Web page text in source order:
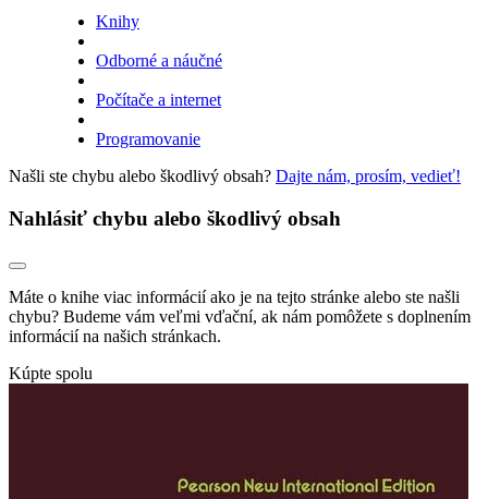
Knihy
Odborné a náučné
Počítače a internet
Programovanie
Našli ste chybu alebo škodlivý obsah? Dajte nám, prosím, vedieť!
Nahlásiť chybu alebo škodlivý obsah
Máte o knihe viac informácií ako je na tejto stránke alebo ste našli
chybu? Budeme vám veľmi vďační, ak nám pomôžete s doplnením
informácií na našich stránkach.
Kúpte spolu